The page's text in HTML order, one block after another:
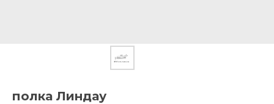
полка Линдау